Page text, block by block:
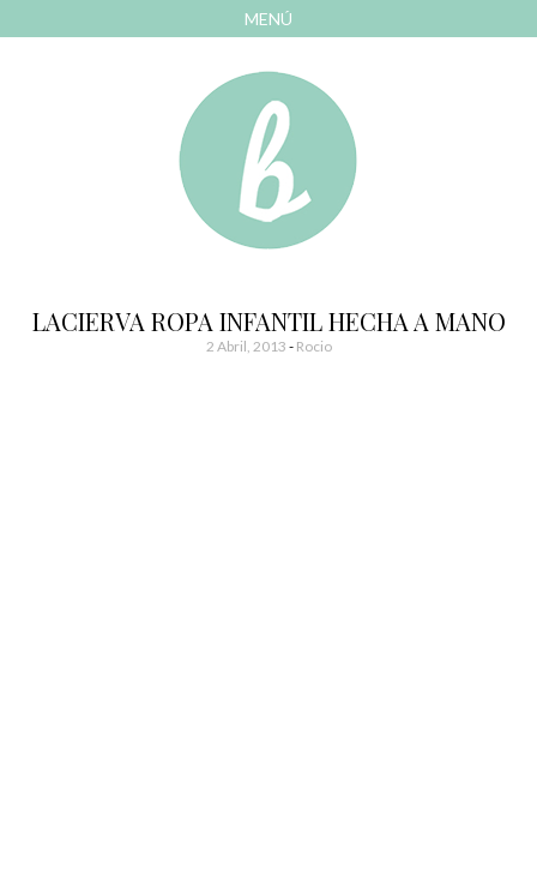
MENÚ
Bonitismos
LACIERVA ROPA INFANTIL HECHA A MANO
2 Abril, 2013 - Rocio